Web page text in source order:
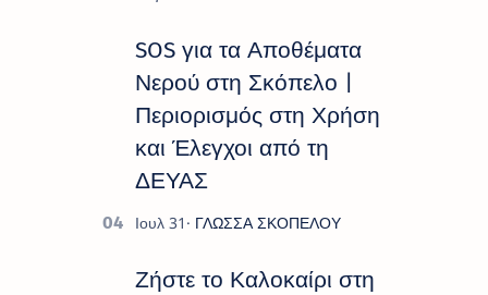
SOS για τα Αποθέματα
Νερού στη Σκόπελο |
Περιορισμός στη Χρήση
και Έλεγχοι από τη
ΔΕΥΑΣ
Ζήστε το Καλοκαίρι στη